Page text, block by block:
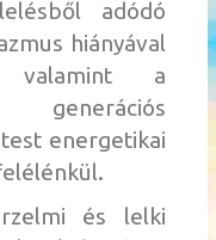
adódó
hiányával
valamint a
generációs
energetikai
és lelki